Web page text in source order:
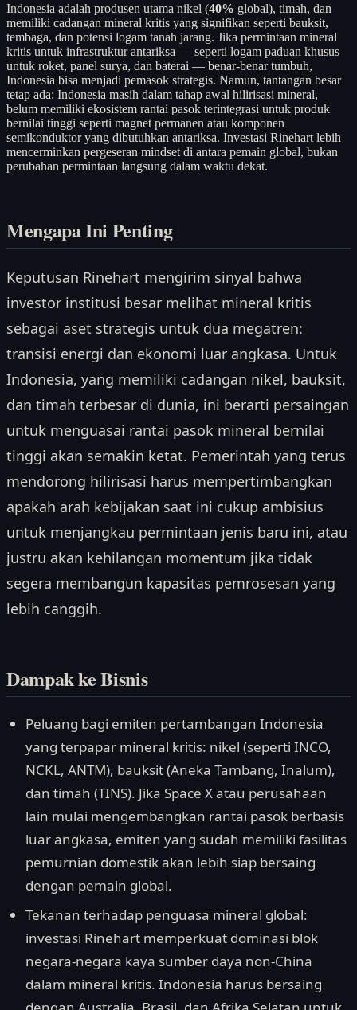
Indonesia adalah produsen utama nikel (40% global), timah, dan
memiliki cadangan mineral kritis yang signifikan seperti bauksit,
tembaga, dan potensi logam tanah jarang. Jika permintaan mineral
kritis untuk infrastruktur antariksa — seperti logam paduan khusus
untuk roket, panel surya, dan baterai — benar-benar tumbuh,
Indonesia bisa menjadi pemasok strategis. Namun, tantangan besar
tetap ada: Indonesia masih dalam tahap awal hilirisasi mineral,
belum memiliki ekosistem rantai pasok terintegrasi untuk produk
bernilai tinggi seperti magnet permanen atau komponen
semikonduktor yang dibutuhkan antariksa. Investasi Rinehart lebih
mencerminkan pergeseran mindset di antara pemain global, bukan
perubahan permintaan langsung dalam waktu dekat.
Mengapa Ini Penting
Keputusan Rinehart mengirim sinyal bahwa
investor institusi besar melihat mineral kritis
sebagai aset strategis untuk dua megatren:
transisi energi dan ekonomi luar angkasa. Untuk
Indonesia, yang memiliki cadangan nikel, bauksit,
dan timah terbesar di dunia, ini berarti persaingan
untuk menguasai rantai pasok mineral bernilai
tinggi akan semakin ketat. Pemerintah yang terus
mendorong hilirisasi harus mempertimbangkan
apakah arah kebijakan saat ini cukup ambisius
untuk menjangkau permintaan jenis baru ini, atau
justru akan kehilangan momentum jika tidak
segera membangun kapasitas pemrosesan yang
lebih canggih.
Dampak ke Bisnis
Peluang bagi emiten pertambangan Indonesia
yang terpapar mineral kritis: nikel (seperti INCO,
NCKL, ANTM), bauksit (Aneka Tambang, Inalum),
dan timah (TINS). Jika Space X atau perusahaan
lain mulai mengembangkan rantai pasok berbasis
luar angkasa, emiten yang sudah memiliki fasilitas
pemurnian domestik akan lebih siap bersaing
dengan pemain global.
Tekanan terhadap penguasa mineral global:
investasi Rinehart memperkuat dominasi blok
negara-negara kaya sumber daya non-China
dalam mineral kritis. Indonesia harus bersaing